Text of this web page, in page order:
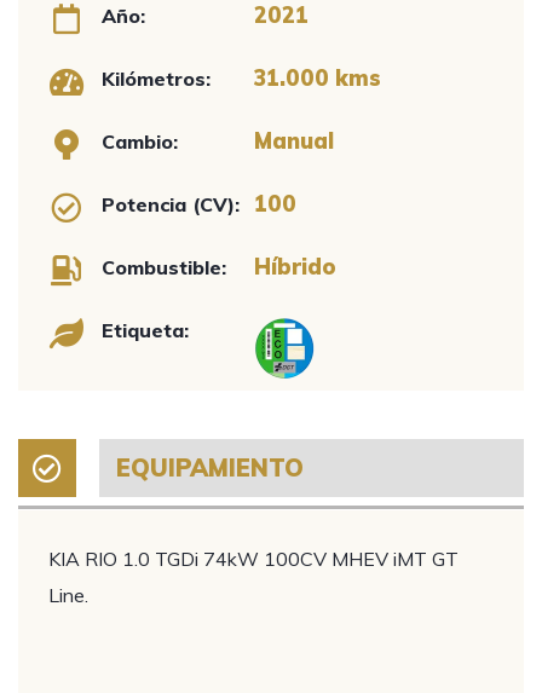
Año: 2021
Kilómetros: 31.000 kms
Cambio: Manual
Potencia (CV): 100
Combustible: Híbrido
Etiqueta:
EQUIPAMIENTO
KIA RIO 1.0 TGDi 74kW 100CV MHEV iMT GT
Line.